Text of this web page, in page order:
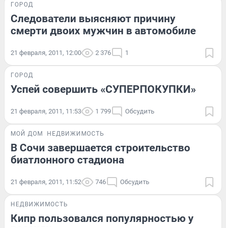
ГОРОД
Следователи выясняют причину
смерти двоих мужчин в автомобиле
21 февраля, 2011, 12:00 2 376 1
ГОРОД
Успей совершить «СУПЕРПОКУПКИ»
21 февраля, 2011, 11:53 1 799 Обсудить
МОЙ ДОМ НЕДВИЖИМОСТЬ
В Сочи завершается строительство
биатлонного стадиона
21 февраля, 2011, 11:52 746 Обсудить
НЕДВИЖИМОСТЬ
Кипр пользовался популярностью у